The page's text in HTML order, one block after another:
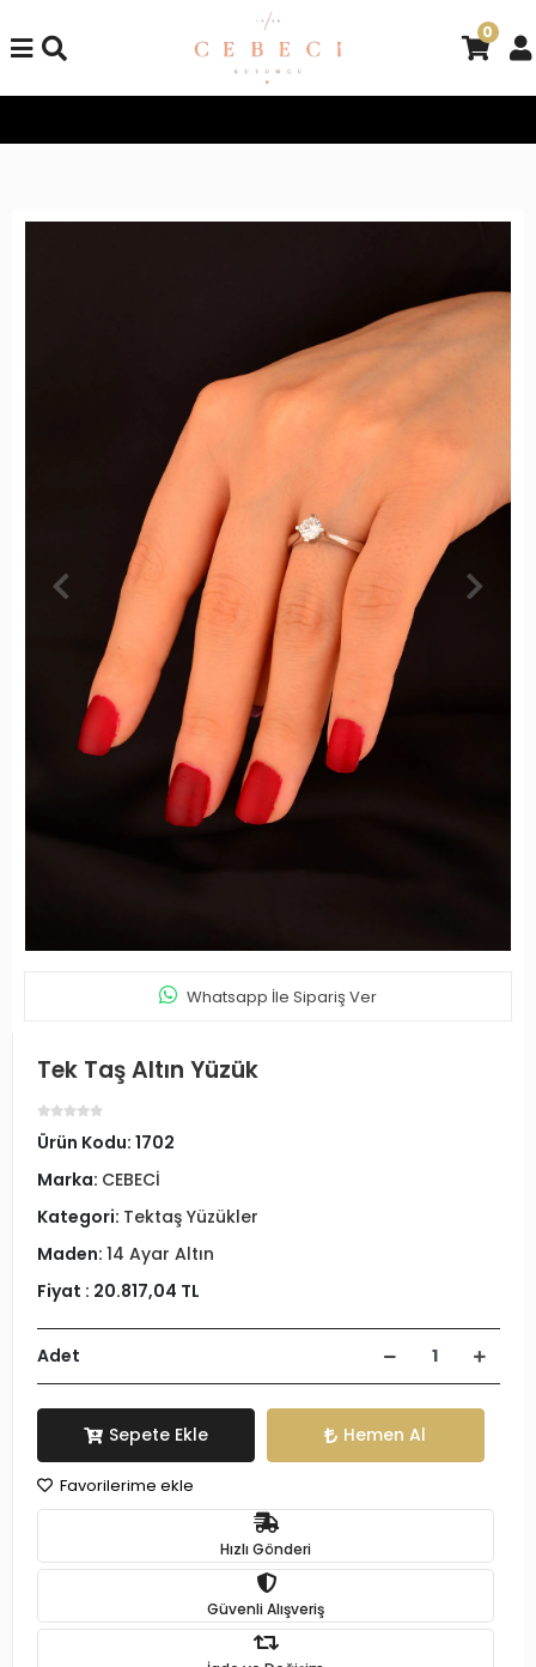
0
Whatsapp İle Sipariş Ver
Tek Taş Altın Yüzük
Ürün Kodu: 1702
Marka: CEBECİ
Kategori: Tektaş Yüzükler
Maden: 14 Ayar Altın
Fiyat : 20.817,04 TL
Adet
Sepete Ekle Hemen Al
Favorilerime ekle
Hızlı Gönderi
Güvenli Alışveriş